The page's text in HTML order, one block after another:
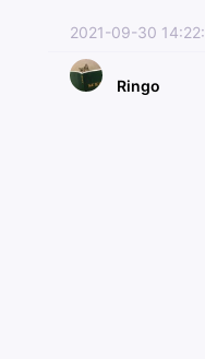
2021-09-30
Ringo